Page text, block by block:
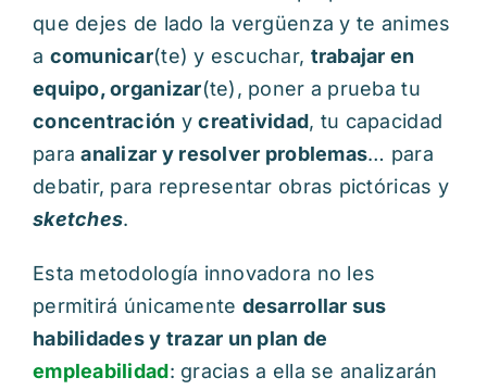
que dejes de lado la vergüenza y te animes
a comunicar(te) y escuchar, trabajar en
equipo, organizar(te), poner a prueba tu
concentración ycreatividad, tu capacidad
paraanalizar y resolver problemas… para
debatir, para representar obras pictóricas y
sketches.
Esta metodología innovadora no les
permitirá únicamente desarrollar sus
habilidades y trazar un plan de
empleabilidad: gracias a ella se analizarán